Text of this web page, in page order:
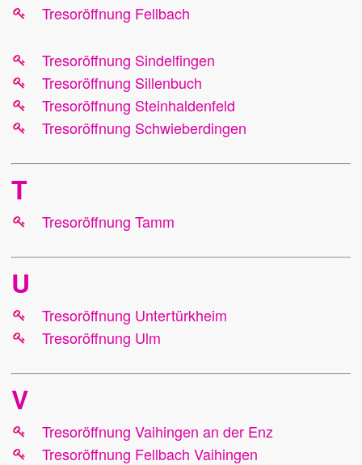
Tresoröffnung Fellbach
Tresoröffnung Sindelfingen
Tresoröffnung Sillenbuch
Tresoröffnung Steinhaldenfeld
Tresoröffnung Schwieberdingen
T
Tresoröffnung Tamm
U
Tresoröffnung Untertürkheim
Tresoröffnung Ulm
V
Tresoröffnung Vaihingen an der Enz
Tresoröffnung Fellbach Vaihingen